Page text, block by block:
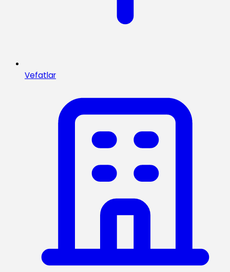
Vefatlar